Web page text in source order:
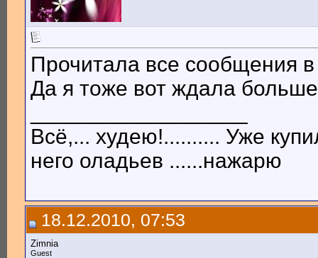
Прочитала все сообщения
Да я тоже вот ждала
Всё,... худею!.......... Уже
него оладьев ......нажарю
18.12.2010, 07:53
Zimnia
Guest